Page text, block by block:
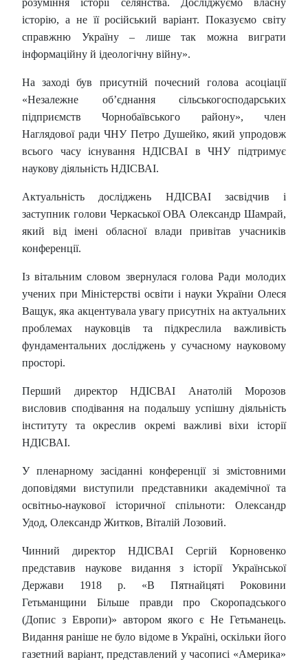
розуміння історії селянства. Досліджуємо власну
історію, а не її російський варіант. Показуємо світу
справжню Україну – лише так можна виграти
інформаційну й ідеологічну війну».
На заході був присутній почесний голова асоціації
«Незалежне об’єднання сільськогосподарських
підприємств Чорнобаївського району», член
Наглядової ради ЧНУ Петро Душейко, який упродовж
всього часу існування НДІСВАІ в ЧНУ підтримує
наукову діяльність НДІСВАІ.
Актуальність досліджень НДІСВАІ засвідчив і
заступник голови Черкаської ОВА Олександр Шамрай,
який від імені обласної влади привітав учасників
конференції.
Із вітальним словом звернулася голова Ради молодих
учених при Міністерстві освіти і науки України Олеся
Ващук, яка акцентувала увагу присутніх на актуальних
проблемах науковців та підкреслила важливість
фундаментальних досліджень у сучасному науковому
просторі.
Перший директор НДІСВАІ Анатолій Морозов
висловив сподівання на подальшу успішну діяльність
інституту та окреслив окремі важливі віхи історії
НДІСВАІ.
У пленарному засіданні конференції зі змістовними
доповідями виступили представники академічної та
освітньо-наукової історичної спільноти: Олександр
Удод, Олександр Житков, Віталій Лозовий.
Чинний директор НДІСВАІ Сергій Корновенко
представив наукове видання з історії Української
Держави 1918 р. «В Пятнайцяті Роковини
Гетьманщини Більше правди про Скоропадського
(Допис з Европи)» автором якого є Не Гетьманець.
Видання раніше не було відоме в Україні, оскільки його
газетний варіант, представлений у часописі «Америка»